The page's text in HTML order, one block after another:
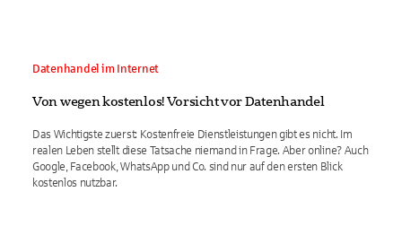
Datenhandel im Internet
Von wegen kostenlos! Vorsicht vor Datenhandel
Das Wichtigste zuerst: Kostenfreie Dienstleistungen gibt es nicht. Im
realen Leben stellt diese Tatsache niemand in Frage. Aber online? Auch
Google, Facebook, WhatsApp und Co. sind nur auf den ersten Blick
kostenlos nutzbar.